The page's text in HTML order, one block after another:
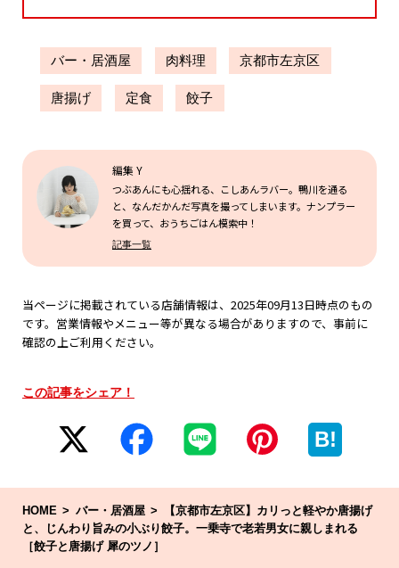
バー・居酒屋 肉料理 京都市左京区
唐揚げ 定食 餃子
編集 Y
つぶあんにも心揺れる、こしあんラバー。鴨川を通る
と、なんだかんだ写真を撮ってしまいます。ナンプラー
を買って、おうちごはん模索中！
記事一覧
当ページに掲載されている店舗情報は、2025年09月13日時点のもの
です。営業情報やメニュー等が異なる場合がありますので、事前に
確認の上ご利用ください。
この記事をシェア！
B!
HOME バー・居酒屋
【京都市左京区】カリっと軽やか唐揚げ
と、じんわり旨みの小ぶり餃子。一乗寺で老若男女に親しまれる
［餃子と唐揚げ 犀のツノ］